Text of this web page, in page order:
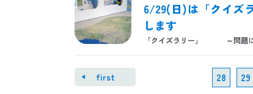
6/29(日)は「クイズ
します
「クイズラリー」 ～問題
first 28 29